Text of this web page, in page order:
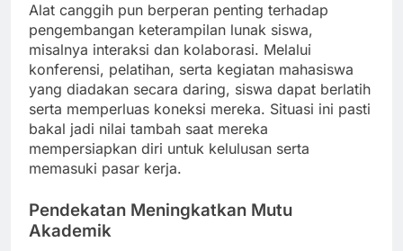
Alat canggih pun berperan penting terhadap
pengembangan keterampilan lunak siswa,
misalnya interaksi dan kolaborasi. Melalui
konferensi, pelatihan, serta kegiatan mahasiswa
yang diadakan secara daring, siswa dapat berlatih
serta memperluas koneksi mereka. Situasi ini pasti
bakal jadi nilai tambah saat mereka
mempersiapkan diri untuk kelulusan serta
memasuki pasar kerja.
Pendekatan Meningkatkan Mutu
Akademik